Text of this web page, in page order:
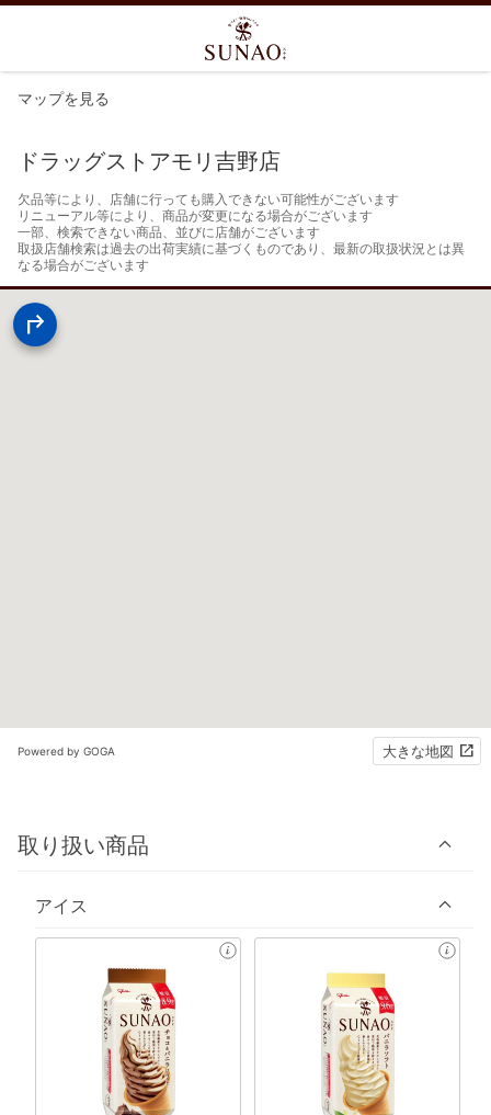
マップを見る
ドラッグストアモリ吉野店
欠品等により、店舗に行っても購入できない可能性がございます
リニューアル等により、商品が変更になる場合がございます
一部、検索できない商品、並びに店舗がございます
取扱店舗検索は過去の出荷実績に基づくものであり、最新の取扱状況とは異
なる場合がございます
Powered by GOGA 大きな地図
取り扱い商品
アイス